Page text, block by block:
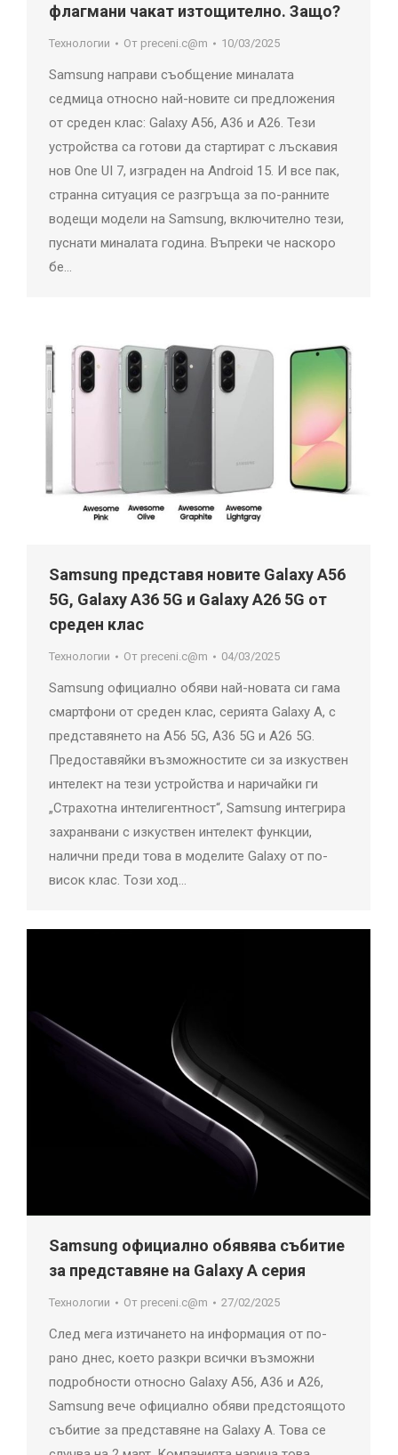
флагмани чакат изтощително. Защо?
Технологии От preceni.c@m 10/03/2025
Samsung направи съобщение миналата
седмица относно най-новите си предложения
от среден клас: Galaxy A56, A36 и A26. Тези
устройства са готови да стартират с лъскавия
нов One UI 7, изграден на Android 15. И все пак,
странна ситуация се разгръща за по-ранните
водещи модели на Samsung, включително тези,
пуснати миналата година. Въпреки че наскоро
бе…
Samsung представя новите Galaxy A56
5G, Galaxy A36 5G и Galaxy A26 5G от
среден клас
Технологии От preceni.c@m 04/03/2025
Samsung официално обяви най-новата си гама
смартфони от среден клас, серията Galaxy A, с
представянето на A56 5G, A36 5G и A26 5G.
Предоставяйки възможностите си за изкуствен
интелект на тези устройства и наричайки ги
„Страхотна интелигентност“, Samsung интегрира
захранвани с изкуствен интелект функции,
налични преди това в моделите Galaxy от по-
висок клас. Този ход…
Samsung официално обявява събитие
за представяне на Galaxy A серия
Технологии От preceni.c@m 27/02/2025
След мега изтичането на информация от по-
рано днес, което разкри всички възможни
подробности относно Galaxy A56, A36 и A26,
Samsung вече официално обяви предстоящото
събитие за представяне на Galaxy A. Това се